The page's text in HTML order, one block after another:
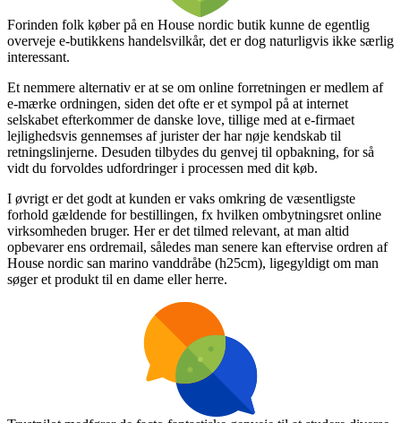
Forinden folk køber på en House nordic butik kunne de egentlig
overveje e-butikkens handelsvilkår, det er dog naturligvis ikke særlig
interessant.
Et nemmere alternativ er at se om online forretningen er medlem af
e-mærke ordningen, siden det ofte er et sympol på at internet
selskabet efterkommer de danske love, tillige med at e-firmaet
lejlighedsvis gennemses af jurister der har nøje kendskab til
retningslinjerne. Desuden tilbydes du genvej til opbakning, for så
vidt du forvoldes udfordringer i processen med dit køb.
I øvrigt er det godt at kunden er vaks omkring de væsentligste
forhold gældende for bestillingen, fx hvilken ombytningsret online
virksomheden bruger. Her er det tilmed relevant, at man altid
opbevarer ens ordremail, således man senere kan eftervise ordren af
House nordic san marino vanddråbe (h25cm), ligegyldigt om man
søger et produkt til en dame eller herre.